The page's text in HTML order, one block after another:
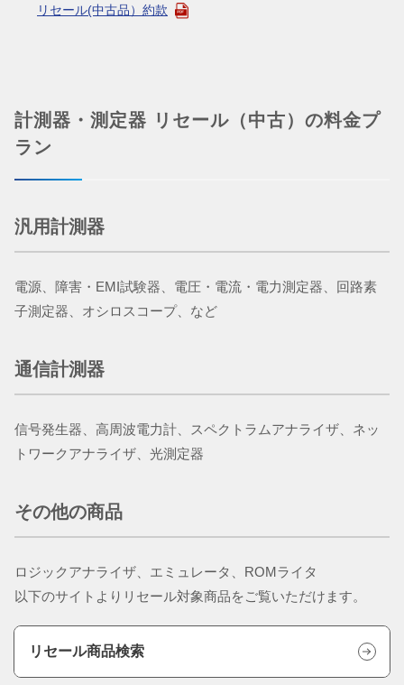
リセール(中古品）約款
計測器・測定器 リセール（中古）の料金プ
ラン
汎用計測器
電源、障害・EMI試験器、電圧・電流・電力測定器、回路素
子測定器、オシロスコープ、など
通信計測器
​​​​​​​信号発生器、高周波電力計、スペクトラムアナライザ、ネッ
トワークアナライザ、光測定器
その他の商品
ロジックアナライザ、エミュレータ、ROMライタ
以下のサイトよりリセール対象商品をご覧いただけます。
リセール商品検索